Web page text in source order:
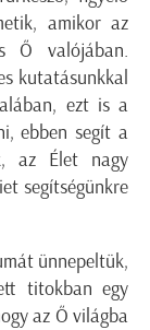
amikor az
Ő valójában.
kutatásunkkal
ezt is a
ebben segít a
az Élet nagy
segítségünkre
ünnepeltük,
titokban egy
az Ő világba